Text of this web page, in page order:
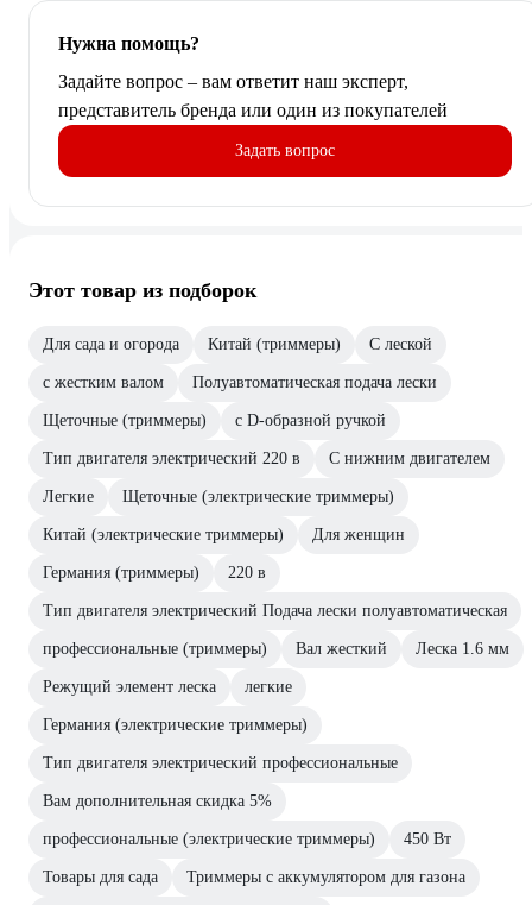
Нужна помощь?
Задайте вопрос – вам ответит наш эксперт,
представитель бренда или один из покупателей
Задать вопрос
Этот товар из подборок
Для сада и огорода Китай (триммеры) С леской
с жестким валом Полуавтоматическая подача лески
Щеточные (триммеры) с D-образной ручкой
Тип двигателя электрический 220 в С нижним двигателем
Легкие Щеточные (электрические триммеры)
Китай (электрические триммеры) Для женщин
Германия (триммеры) 220 в
Тип двигателя электрический Подача лески полуавтоматическая
профессиональные (триммеры) Вал жесткий Леска 1.6 мм
Режущий элемент леска легкие
Германия (электрические триммеры)
Тип двигателя электрический профессиональные
Вам дополнительная скидка 5%
профессиональные (электрические триммеры) 450 Вт
Товары для сада Триммеры с аккумулятором для газона